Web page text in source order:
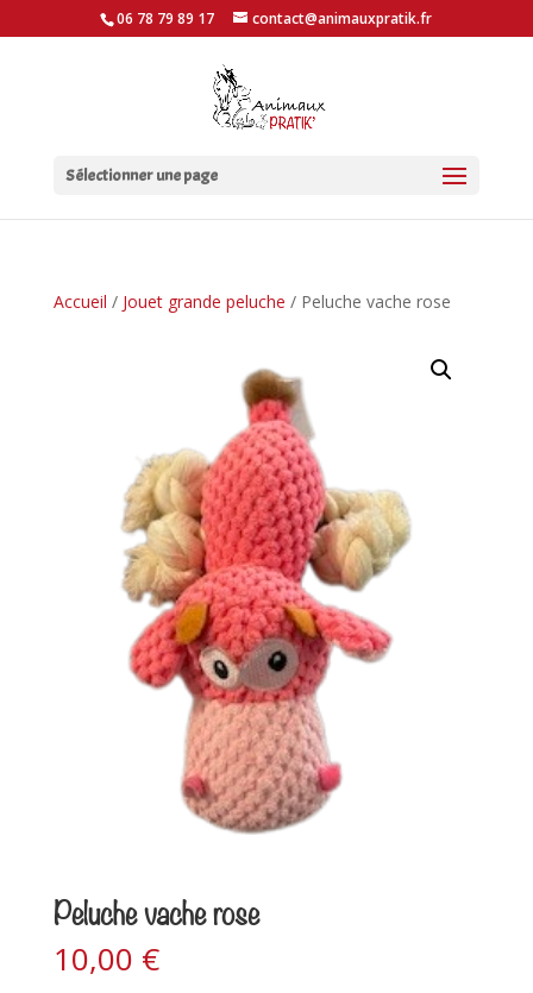
06 78 79 89 17 contact@animauxpratik.fr
Sélectionner une page
Accueil / Jouet grande peluche / Peluche vache rose
Peluche vache rose
10,00 €